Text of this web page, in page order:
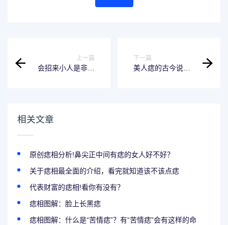
上一篇
会招来小人是非的
下一篇
美人痣的古今说法
相关文章
原创痣相分析!鼻尖正中间有痣的女人好不好？
关于痣相最全面的介绍，看完就知道该不该点痣
代表财富的痣相!看你有没有？
痣相图解：脸上长黑痣
痣相图解：什么是“苦情痣”？有“苦情痣”会有这样的命